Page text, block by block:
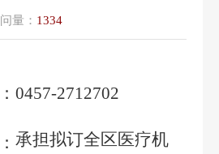
量： 1334
0457-2712702
承担拟订全区医疗机